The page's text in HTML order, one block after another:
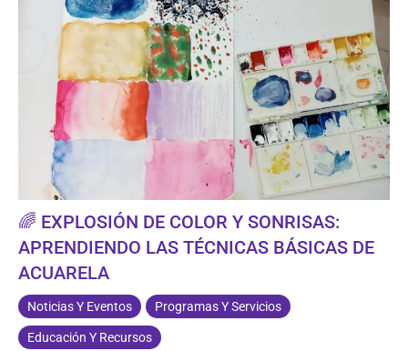
🌈 EXPLOSIÓN DE COLOR Y SONRISAS:
APRENDIENDO LAS TÉCNICAS BÁSICAS DE
ACUARELA
Noticias Y Eventos Programas Y Servicios
Educación Y Recursos